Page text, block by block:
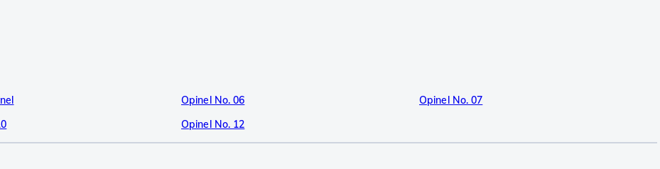
Opinel No. 06
Opinel No. 07
Opinel No. 12